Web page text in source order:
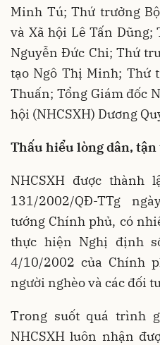
Minh Tú; Thứ trưởng
và Xã hội Lê Tấn
Nguyễn Đức Chi; Thứ
tạo Ngô Thị Minh; Thứ
Thuấn; Tổng Giám đốc
hội (NHCSXH) Dương
Thấu hiểu lòng dân,
NHCSXH được thành
131/2002/QĐ-TTg
tướng Chính phủ, có
thực hiện Nghị định
4/10/2002 của Chính
người nghèo và các đối
Trong suốt quá trình
NHCSXH luôn nhận